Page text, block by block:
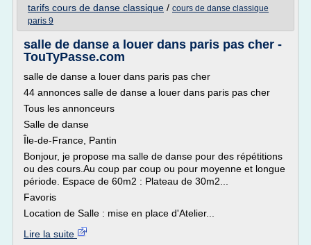
tarifs cours de danse classique / cours de danse classique
paris 9
salle de danse a louer dans paris pas cher -
TouTyPasse.com
salle de danse a louer dans paris pas cher
44 annonces salle de danse a louer dans paris pas cher
Tous les annonceurs
Salle de danse
Île-de-France, Pantin
Bonjour, je propose ma salle de danse pour des répétitions
ou des cours.Au coup par coup ou pour moyenne et longue
période. Espace de 60m2 : Plateau de 30m2...
Favoris
Location de Salle : mise en place d'Atelier...
Lire la suite